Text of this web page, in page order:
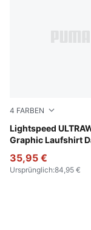
4 FARBEN
Lightspeed
Graphic Laufshirt
Poison Pink
35,95 €
Ursprünglich:84,95 €